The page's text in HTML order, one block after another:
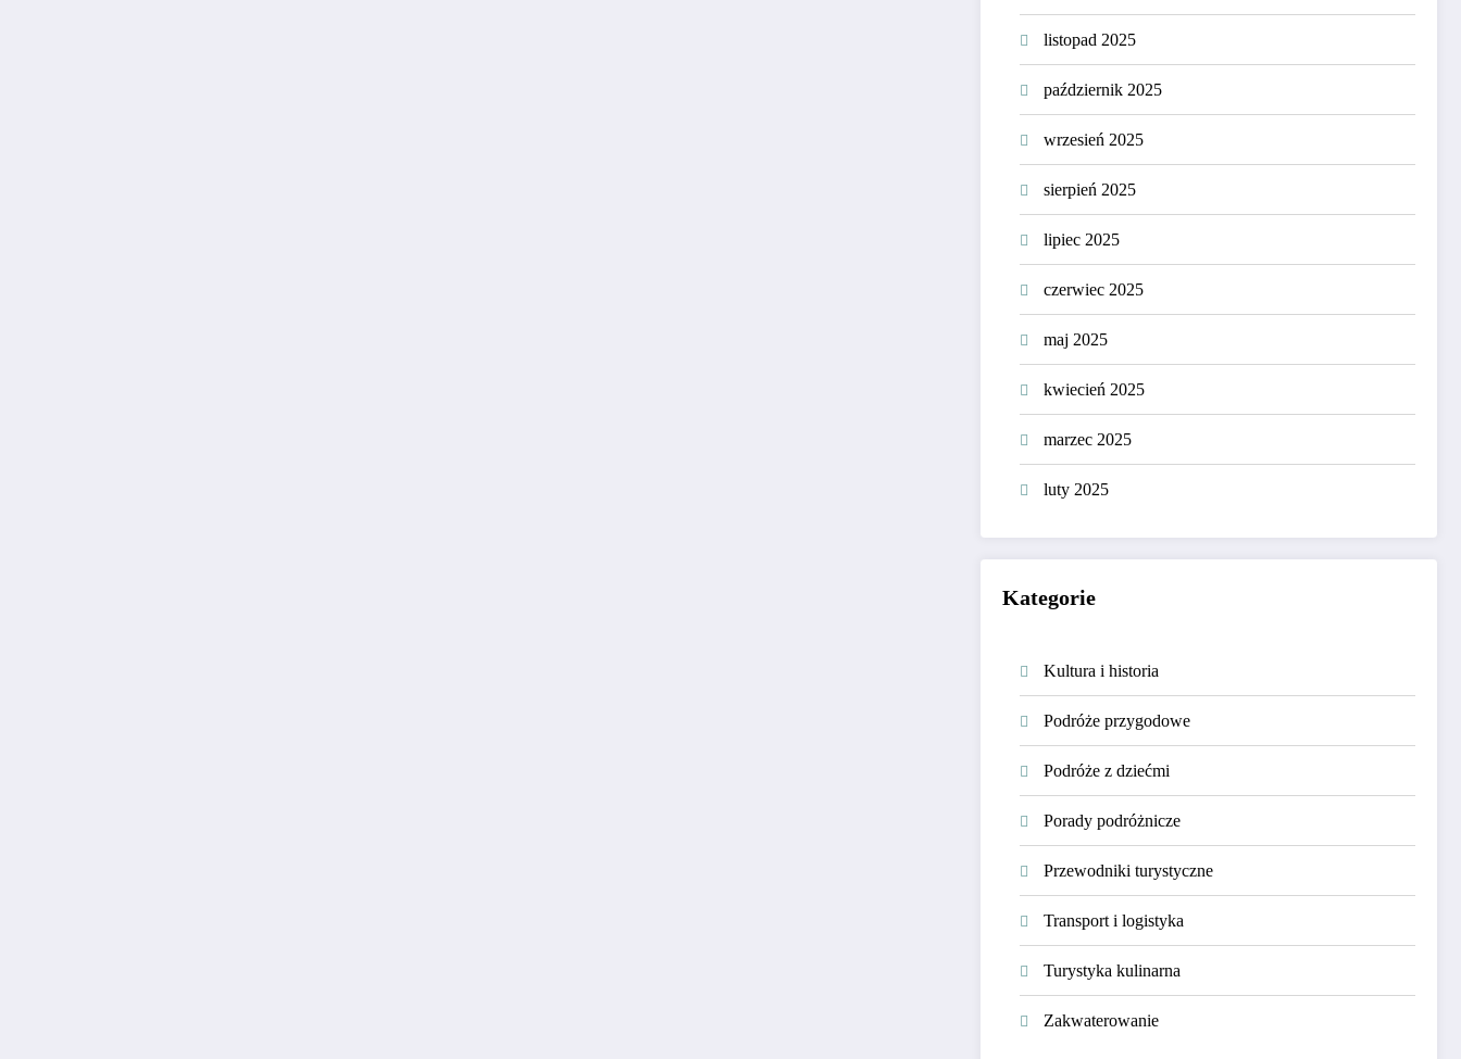
listopad 2025
październik 2025
wrzesień 2025
sierpień 2025
lipiec 2025
czerwiec 2025
maj 2025
kwiecień 2025
marzec 2025
luty 2025
Kategorie
Kultura i historia
Podróże przygodowe
Podróże z dziećmi
Porady podróżnicze
Przewodniki turystyczne
Transport i logistyka
Turystyka kulinarna
Zakwaterowanie